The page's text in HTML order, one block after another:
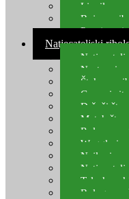
Ljepilo za
Boje za
Provjereni
Natjecateljski
Nastavci
Šteke za
Gume i
Držači
Match
Role za
Waggleri
Najloni za
Bolognese